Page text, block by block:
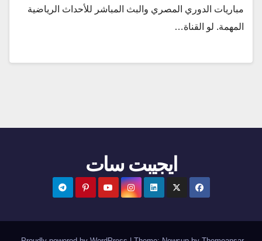
مباريات الدوري المصري والبث المباشر للأحداث الرياضية
المهمة. لو القناة…
ايجيبت سات